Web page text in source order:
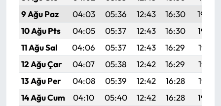
9 Ağu Paz
04:03 05:36 12:43 16:30
19:40
10 Ağu Pts
04:05 05:37 12:43 16:30
19:39
11 Ağu Sal
04:06 05:37 12:43 16:29
19:38
12 Ağu Çar
04:07 05:38 12:42 16:29
19:37
13 Ağu Per
04:08 05:39 12:42 16:28
19:35
14 Ağu Cum
04:10 05:40 12:42 16:28
19:34